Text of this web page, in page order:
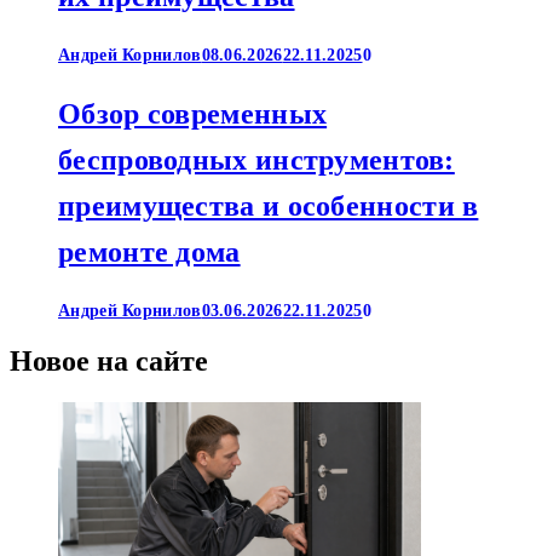
Андрей Корнилов08.06.202622.11.20250
Обзор современных
беспроводных инструментов:
преимущества и особенности в
ремонте дома
Андрей Корнилов03.06.202622.11.20250
Новое на сайте